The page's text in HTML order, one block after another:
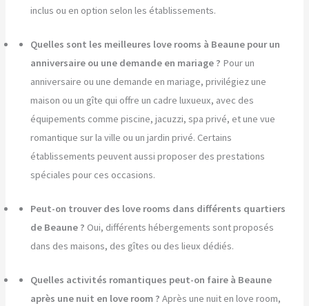
inclus ou en option selon les établissements.
Quelles sont les meilleures love rooms à Beaune pour un
anniversaire ou une demande en mariage ? Pour un
anniversaire ou une demande en mariage, privilégiez une
maison ou un gîte qui offre un cadre luxueux, avec des
équipements comme piscine, jacuzzi, spa privé, et une vue
romantique sur la ville ou un jardin privé. Certains
établissements peuvent aussi proposer des prestations
spéciales pour ces occasions.
Peut-on trouver des love rooms dans différents quartiers
de Beaune ? Oui, différents hébergements sont proposés
dans des maisons, des gîtes ou des lieux dédiés.
Quelles activités romantiques peut-on faire à Beaune
après une nuit en love room ? Après une nuit en love room,